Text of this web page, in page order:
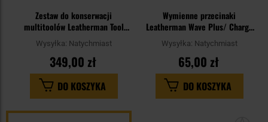
Zestaw do konserwacji
multitoolów Leatherman Tool
Maintenance Kit - Black
Wysyłka: Natychmiast
349,00 zł
DO KOSZYKA
Wymienne przecinaki
Leatherman Wave Plus/ Charge
Plus/ Free/ OHT/ Super Tool
300/ Surge/ Rebar/ MUT/ Signal
Wysyłka: Natychmiast
65,00 zł
DO KOSZYKA